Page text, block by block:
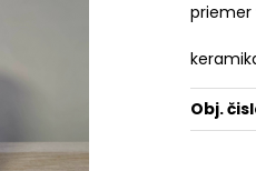
priemer
Obj.